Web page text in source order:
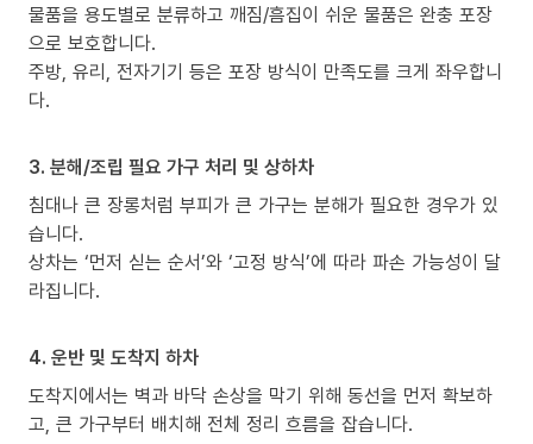
물품을 용도별로 분류하고 깨짐/흠집이 쉬운 물품은 완충 포장
으로 보호합니다.
주방, 유리, 전자기기 등은 포장 방식이 만족도를 크게 좌우합니
다.
3. 분해/조립 필요 가구 처리 및 상하차
침대나 큰 장롱처럼 부피가 큰 가구는 분해가 필요한 경우가 있
습니다.
상차는 ‘먼저 싣는 순서’와 ‘고정 방식’에 따라 파손 가능성이 달
라집니다.
4. 운반 및 도착지 하차
도착지에서는 벽과 바닥 손상을 막기 위해 동선을 먼저 확보하
고, 큰 가구부터 배치해 전체 정리 흐름을 잡습니다.